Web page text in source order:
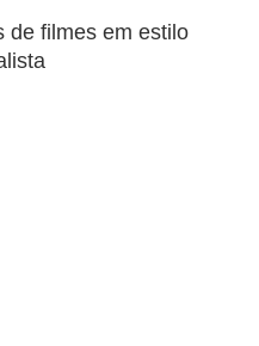
de filmes em estilo